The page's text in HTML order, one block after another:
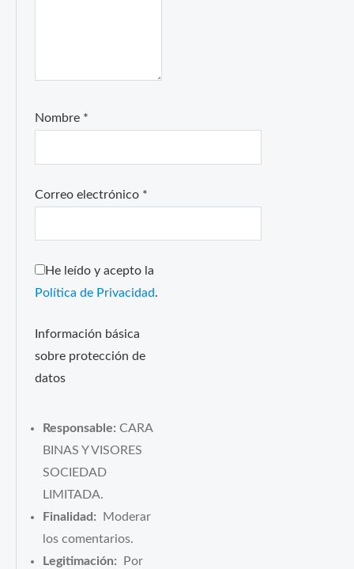
Nombre *
Correo electrónico *
He leído y acepto la
Política de Privacidad .
Información básica
sobre protección de
datos
Responsable: CARA
BINAS Y VISORES
SOCIEDAD
LIMITADA.
Finalidad: Moderar
los comentarios.
Legitimación: Por